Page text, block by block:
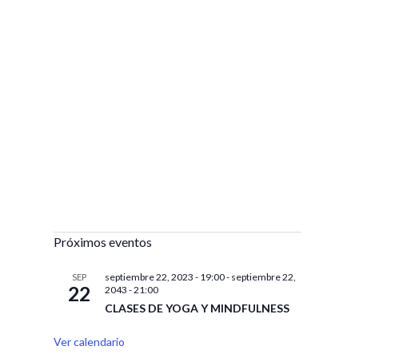
Próximos eventos
SEP
22
septiembre 22, 2023 - 19:00- septiembre 22,
2043 - 21:00
CLASES DE YOGA Y MINDFULNESS
Ver calendario